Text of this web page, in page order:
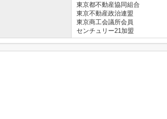
東京都不動産協同組合
東京不動産政治連盟
東京商工会議所会員
センチュリー21加盟